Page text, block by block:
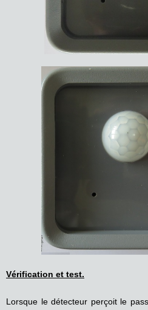
Vérification et test.
Lorsque le détecteur perçoit le